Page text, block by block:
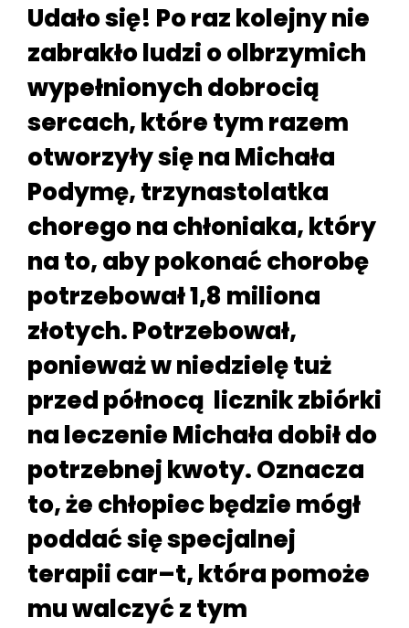
Udało się! Po raz kolejny nie
zabrakło ludzi o olbrzymich
wypełnionych dobrocią
sercach, które tym razem
otworzyły się na Michała
Podymę, trzynastolatka
chorego na chłoniaka, który
na to, aby pokonać chorobę
potrzebował 1,8 miliona
złotych. Potrzebował,
ponieważ w niedzielę tuż
przed północą licznik zbiórki
na leczenie Michała dobił do
potrzebnej kwoty. Oznacza
to, że chłopiec będzie mógł
poddać się specjalnej
terapii car–t, która pomoże
mu walczyć z tym